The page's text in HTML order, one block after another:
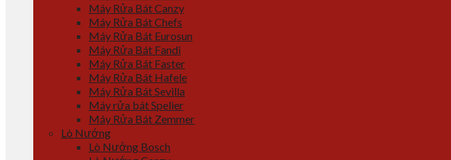
Máy Rửa Bát Canzy
Máy Rửa Bát Chefs
Máy Rửa Bát Eurosun
Máy Rửa Bát Fandi
Máy Rửa Bát Faster
Máy Rửa Bát Hafele
Máy Rửa Bát Sevilla
Máy rửa bát Spelier
Máy Rửa Bát Zemmer
Lò Nướng
Lò Nướng Bosch